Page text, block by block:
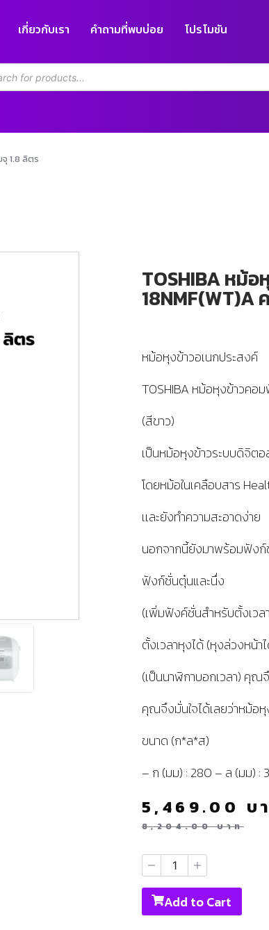
เกี่ยวกับเรา คำถามที่พบบ่อย โปรโมชัน
1.8 ลิตร
TOSHIBA หม้
18NMF(WT)A
หม้อหุงข้าวอเนกประสงค์
TOSHIBA หม้อหุงข้าวคอ
(สีขาว)
เป็นหม้อหุงข้าวระบบดิจิต
โดยหม้อในเคลือบสาร
เเละยังทำความสะอาดง่าย
นอกจากนี้ยังมาพร้อมฟังก์
ฟังก์ชั่นตุ๋นและนึ่ง
(เพิ่มฟังค์ชั่นสำหรับตั้งเวล
ตั้งเวลาหุงได้ (หุงล่วงหน้า
(เป็นนาฬิกาบอกเวลา) คุณ
คุณจึงมั่นใจได้เลยว่าหม้อ
ขนาด (ก*ล*ส)
– ก (มม) : 280 – ล (มม) :
8,204.00บาท
5,469.00 บ
Add to Cart